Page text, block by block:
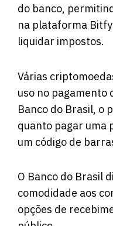
do banco,
na plataforma
liquidar impostos.
Várias
uso no pagamento
Banco do Brasil, o
quanto pagar uma
um código de
O Banco do Brasil
comodidade aos
opções de